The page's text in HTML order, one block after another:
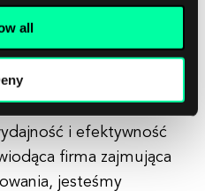
all
testy składni,
i naprawiać
procesu rozwoju,
kodu
i efektywność
firma zajmująca
jesteśmy